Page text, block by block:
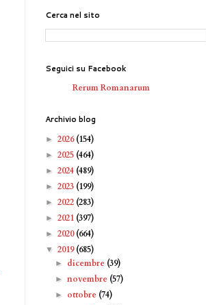
Cerca nel sito
Seguici su Facebook
Rerum Romanarum
Archivio blog
► 2026(154)
► 2025 (464)
► 2024 (489)
► 2023 (199)
► 2022 (283)
► 2021 (397)
► 2020(664)
▼ 2019(685)
► dicembre (39)
►novembre (57)
► ottobre (74)